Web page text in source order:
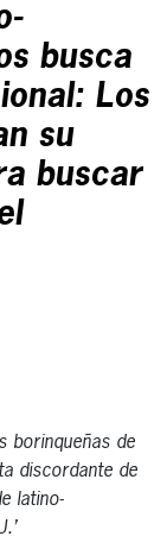
busca
Los
su
buscar
borinqueñas de
discordante de
latino-